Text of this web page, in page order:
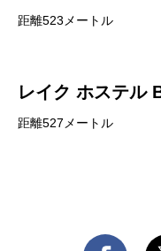
距離523メートル
レイク ホステル
距離527メートル